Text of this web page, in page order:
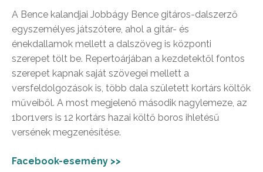
A Bence kalandjai Jobbágy Bence gitáros-dalszerző
egyszemélyes játszótere, ahol a gitár- és
énekdallamok mellett a dalszöveg is központi
szerepet tölt be. Repertoárjában a kezdetektől fontos
szerepet kapnak saját szövegei mellett a
versfeldolgozások is, több dala született kortárs költők
műveiből. A most megjelenő második nagylemeze, az
1bor1vers is 12 kortárs hazai költő boros ihletésű
versének megzenésítése.
Facebook-esemény >>